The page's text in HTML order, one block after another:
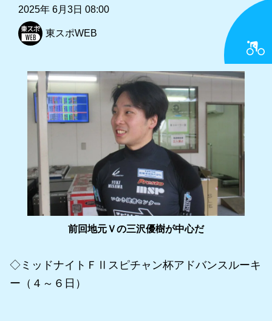
2025年 6月3日 08:00
東スポWEB
前回地元Ｖの三沢優樹が中心だ
◇ミッドナイトＦⅡスピチャン杯アドバンスルーキ
ー（４～６日）